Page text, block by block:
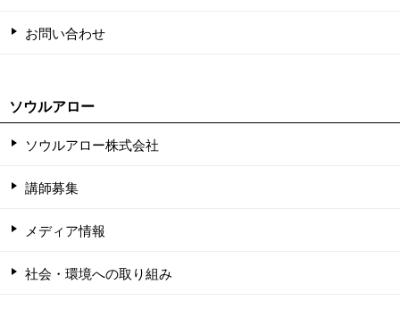
お問い合わせ
ソウルアロー
ソウルアロー株式会社
講師募集
メディア情報
社会・環境への取り組み